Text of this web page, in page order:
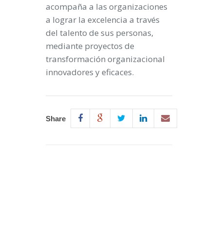
acompaña a las organizaciones
a lograr la excelencia a través
del talento de sus personas,
mediante proyectos de
transformación organizacional
innovadores y eficaces.
Share